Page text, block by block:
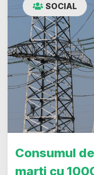
SOCIAL
Consumul
marți cu